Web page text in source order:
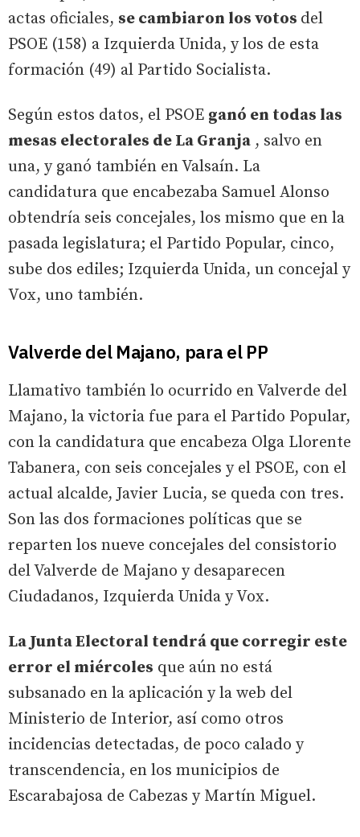
actas oficiales, se cambiaron los votos del
PSOE (158) a Izquierda Unida, y los de esta
formación (49) al Partido Socialista.
Según estos datos, el PSOE ganó en todas las
mesas electorales de La Granja , salvo en
una, y ganó también en Valsaín. La
candidatura que encabezaba Samuel Alonso
obtendría seis concejales, los mismo que en la
pasada legislatura; el Partido Popular, cinco,
sube dos ediles; Izquierda Unida, un concejal y
Vox, uno también.
Valverde del Majano, para el PP
Llamativo también lo ocurrido en Valverde del
Majano, la victoria fue para el Partido Popular,
con la candidatura que encabeza Olga Llorente
Tabanera, con seis concejales y el PSOE, con el
actual alcalde, Javier Lucia, se queda con tres.
Son las dos formaciones políticas que se
reparten los nueve concejales del consistorio
del Valverde de Majano y desaparecen
Ciudadanos, Izquierda Unida y Vox.
La Junta Electoral tendrá que corregir este
error el miércoles que aún no está
subsanado en la aplicación y la web del
Ministerio de Interior, así como otros
incidencias detectadas, de poco calado y
transcendencia, en los municipios de
Escarabajosa de Cabezas y Martín Miguel.